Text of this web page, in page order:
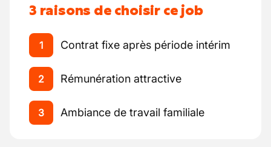
3 raisons de choisir ce job
1 Contrat fixe après période intérim
2 Rémunération attractive
3 Ambiance de travail familiale